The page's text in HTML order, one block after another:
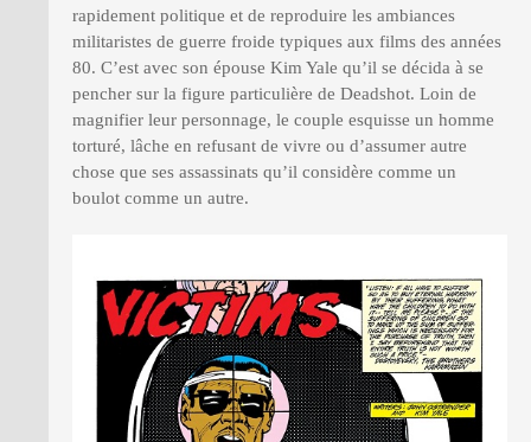
rapidement politique et de reproduire les ambiances
militaristes de guerre froide typiques aux films des années
80. C’est avec son épouse Kim Yale qu’il se décida à se
pencher sur la figure particulière de Deadshot. Loin de
magnifier leur personnage, le couple esquisse un homme
torturé, lâche en refusant de vivre ou d’assumer autre
chose que ses assassinats qu’il considère comme un
boulot comme un autre.